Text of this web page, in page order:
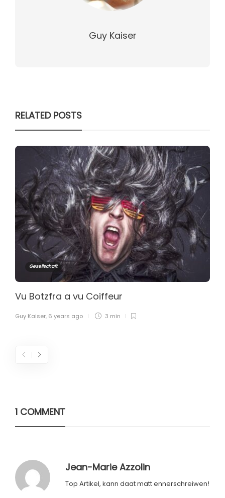
Guy Kaiser
RELATED POSTS
Gesellschaft
Vu Botzfra a vu Coiffeur
Guy Kaiser, 6 years ago 3 min
1 COMMENT
Jean-Marie Azzolin
Top Artikel, kann daat matt ennerschreiwen!